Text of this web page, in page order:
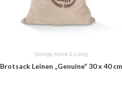
Storage Home & Living
Brotsack Leinen „Genuine“ 30 x 40 cm